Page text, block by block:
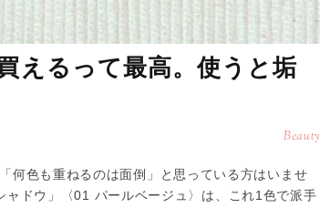
えるって最高。使うと垢
Beauty
何色も重ねるのは面倒」と思っている方はいませ
ドウ」〈01 パールベージュ〉は、これ1色で派手